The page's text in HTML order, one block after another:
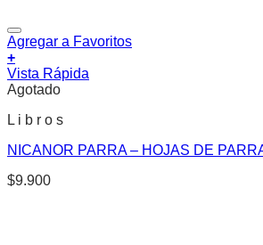
Agregar a Favoritos
+
Vista Rápida
Agotado
L i b r o s
NICANOR PARRA – HOJAS DE
$9.900